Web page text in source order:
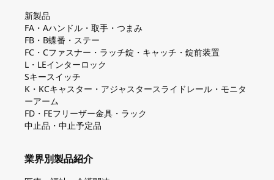
新製品
FA・Aハンドル・取手・つまみ
FB・B蝶番・ステー
FC・Cファスナー・ラッチ錠・キャッチ・錠前装置
L・LEインターロック
Sキースイッチ
K・KCキャスター・アジャスタースライドレール・モニタ
ーアーム
FD・FEフリーザー金具・ラック
中止品・中止予定品
業界別製品紹介